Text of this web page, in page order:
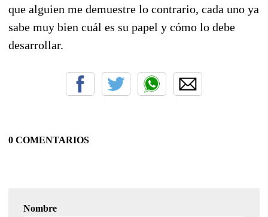
que alguien me demuestre lo contrario, cada uno ya
sabe muy bien cuál es su papel y cómo lo debe
desarrollar.
0 COMENTARIOS
Nombre